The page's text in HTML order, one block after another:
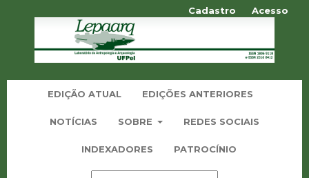
EDIÇÃO ATUAL EDIÇÕES ANTERIORES
NOTÍCIAS SOBRE REDES SOCIAIS
INDEXADORES PATROCÍNIO
Cadastro Acesso